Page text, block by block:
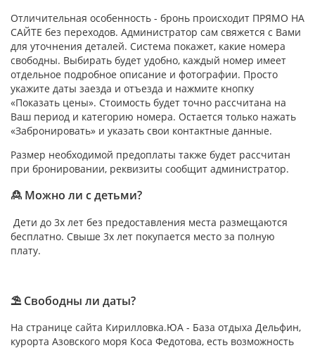
Отличительная особенность - бронь происходит ПРЯМО НА
САЙТЕ без переходов. Администратор сам свяжется с Вами
для уточнения деталей. Система покажет, какие номера
свободны. Выбирать будет удобно, каждый номер имеет
отдельное подробное описание и фотографии. Просто
укажите даты заезда и отъезда и нажмите кнопку
«Показать цены». Стоимость будет точно рассчитана на
Ваш период и категорию номера. Остается только нажать
«Забронировать» и указать свои контактные данные.
Размер необходимой предоплаты также будет рассчитан
при бронировании, реквизиты сообщит администратор.
🙎 Можно ли с детьми?
Дети до 3х лет без предоставления места размещаются
бесплатно. Свыше 3х лет покупается место за полную
плату.
⛱ Свободны ли даты?
На странице сайта Кирилловка.ЮА - База отдыха Дельфин,
курорта Азовского моря Коса Федотова, есть возможность